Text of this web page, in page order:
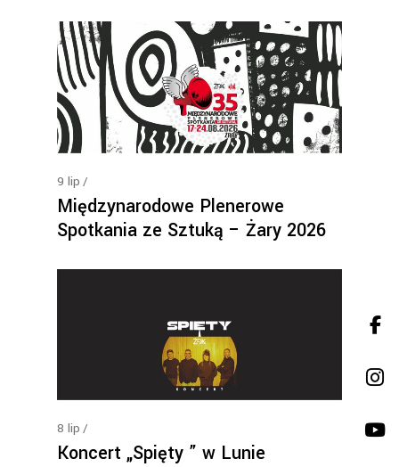
9 lip
Międzynarodowe Plenerowe
Spotkania ze Sztuką – Żary 2026
8 lip
Koncert „Spięty ” w Lunie